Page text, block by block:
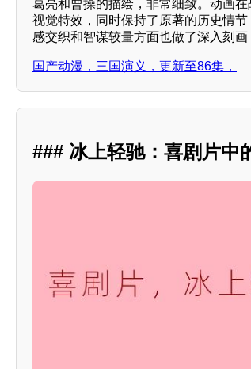
葛亮和曹操的描绘，非常细致。动画
视觉特效，同时保持了原著的历史情
感交织和智谋较量方面也做了深入刻
国产动漫，三国演义，更新至86集，
### 冰上轻驰：喜剧片中